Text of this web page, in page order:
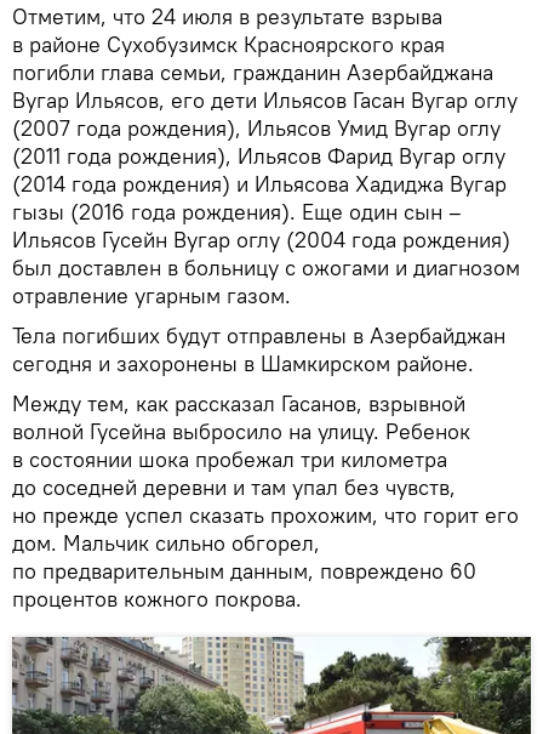
Отметим, что 24 июля в результате взрыва
в районе Сухобузимск Красноярского края
погибли глава семьи, гражданин Азербайджана
Вугар Ильясов, его дети Ильясов Гасан Вугар оглу
(2007 года рождения), Ильясов Умид Вугар оглу
(2011 года рождения), Ильясов Фарид Вугар оглу
(2014 года рождения) и Ильясова Хадиджа Вугар
гызы (2016 года рождения). Еще один сын –
Ильясов Гусейн Вугар оглу (2004 года рождения)
был доставлен в больницу с ожогами и диагнозом
отравление угарным газом.
Тела погибших будут отправлены в Азербайджан
сегодня и захоронены в Шамкирском районе.
Между тем, как рассказал Гасанов, взрывной
волной Гусейна выбросило на улицу. Ребенок
в состоянии шока пробежал три километра
до соседней деревни и там упал без чувств,
но прежде успел сказать прохожим, что горит его
дом. Мальчик сильно обгорел,
по предварительным данным, повреждено 60
процентов кожного покрова.